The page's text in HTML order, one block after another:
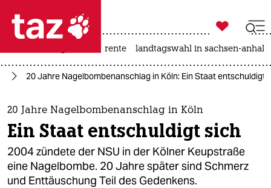
 taz zahl ich
taz zahl ich
themen
politik
öko

taz zahl ich
rente landtagswahl in sachsen-anhalt
20 Jahre Nagelbombenanschlag in Köln: Ein Staat entschuldigt
20 Jahre Nagelbombenanschlag in Köln
Ein Staat entschuldigt sich
2004 zündete der NSU in der Kölner Keupstraße
eine Nagelbombe. 20 Jahre später sind Schmerz
und Enttäuschung Teil des Gedenkens.